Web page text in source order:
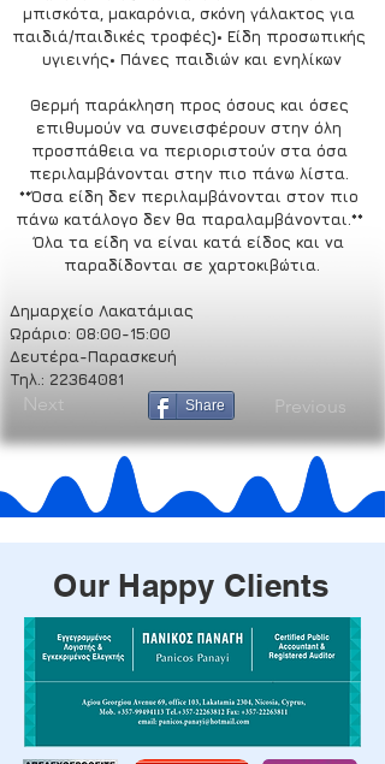
μπισκότα, μακαρόνια, σκόνη γάλακτος για
παιδιά/παιδικές τροφές)• Είδη προσωπικής
υγιεινής• Πάνες παιδιών και ενηλίκων
Θερμή παράκληση προς όσους και όσες
επιθυμούν να συνεισφέρουν στην όλη
προσπάθεια να περιοριστούν στα όσα
περιλαμβάνονται στην πιο πάνω λίστα.
**Όσα είδη δεν περιλαμβάνονται στον πιο
πάνω κατάλογο δεν θα παραλαμβάνονται.**
Όλα τα είδη να είναι κατά είδος και να
παραδίδονται σε χαρτοκιβώτια.
Δημαρχείο Λακατάμιας
Ωράριο: 08:00-15:00
Δευτέρα-Παρασκευή
Τηλ.: 22364081
Next Share Previous
Our Happy Clients